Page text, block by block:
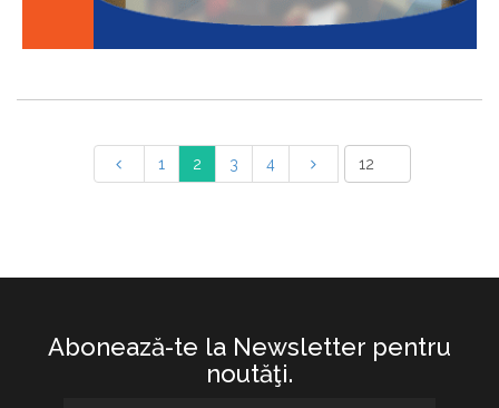
1 2 3 4
Abonează-te la Newsletter pentru
noutăţi.